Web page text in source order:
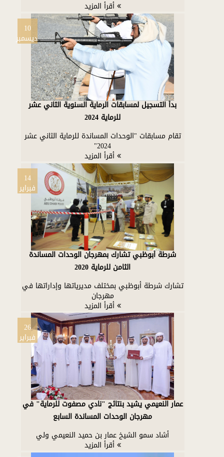
أقرأ المزيد
10
ديسمبر
بدأ التسجيل لمسابقات الرماية السنوية الثاني عشر
للرماية 2024
تقام مسابقات "الوحدات المساندة للرماية الثاني عشر
2024"
أقرأ المزيد
14
فبراير
شرطة أبوظبي تشارك بمهرجان الوحدات المساندة
الثامن للرماية 2020
تشارك شرطة أبوظبي بمختلف مديرياتها وإداراتها في
مهرجان
أقرأ المزيد
26
فبراير
عمار النعيمي يشيد بنتائج "نادي مصفوت للرماية" في
مهرجان الوحدات المساندة السابع
أشاد سمو الشيخ عمار بن حميد النعيمي ولي
أقرأ المزيد